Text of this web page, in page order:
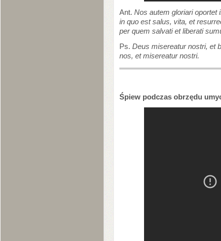
Ant. Nos autem gloriari oportet
in quo est salus, vita, et
per quem salvati et liberati
Ps. Deus misereatur nostri, et
nos, et misereatur nostri.
Śpiew podczas obrzędu